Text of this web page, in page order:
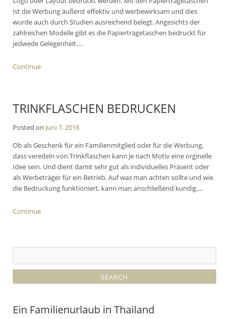
ist die Werbung äußerst effektiv und werbewirksam und dies
wurde auch durch Studien ausreichend belegt. Angesichts der
zahlreichen Modelle gibt es die Papiertragetaschen bedruckt für
jedwede Gelegenheit.…
Continue
TRINKFLASCHEN BEDRUCKEN
Posted on Juni 7, 2018
Ob als Geschenk für ein Familienmitglied oder für die Werbung,
dass veredeln von Trinkflaschen kann je nach Motiv eine orginelle
Idee sein. Und dient damit sehr gut als individuelles Präsent oder
als Werbeträger für ein Betrieb. Auf was man achten sollte und wie
die Bedruckung funktioniert, kann man anschließend kundig.…
Continue
Ein Familienurlaub in Thailand